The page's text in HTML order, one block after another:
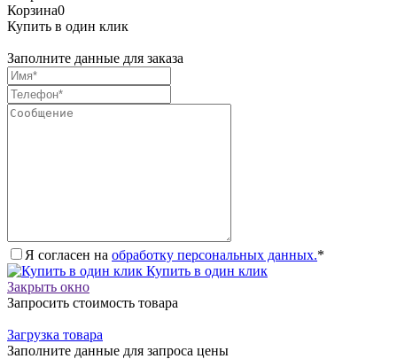
Корзина0
Купить в один клик
Заполните данные для заказа
Я согласен на обработку персональных данных.*
Купить в один клик
Закрыть окно
Запросить стоимость товара
Загрузка товара
Заполните данные для запроса цены